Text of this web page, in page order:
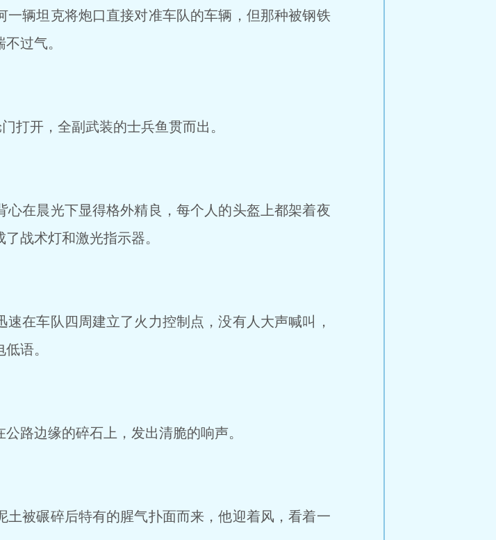
辆坦克将炮口直接对准车队的车辆，但那种被钢铁
过气。
打开，全副武装的士兵鱼贯而出。
在晨光下显得格外精良，每个人的头盔上都架着夜
战术灯和激光指示器。
在车队四周建立了火力控制点，没有人大声喊叫，
语。
路边缘的碎石上，发出清脆的响声。
被碾碎后特有的腥气扑面而来，他迎着风，看着一